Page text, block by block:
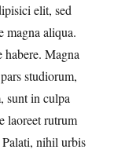
elit, sed
magna aliqua.
habere. Magna
studiorum,
sunt in culpa
laoreet rutrum
nihil urbis